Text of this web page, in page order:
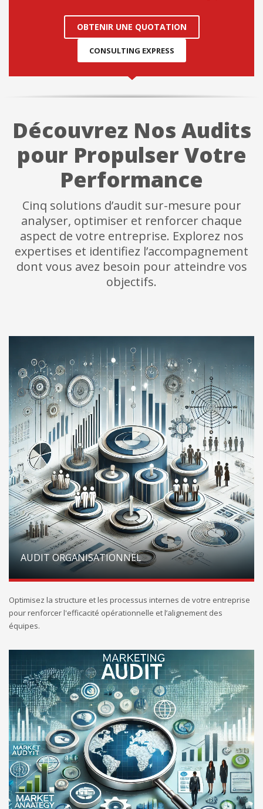
OBTENIR UNE QUOTATION
CONSULTING EXPRESS
Découvrez Nos Audits
pour Propulser Votre
Performance
Cinq solutions d’audit sur-mesure pour
analyser, optimiser et renforcer chaque
aspect de votre entreprise. Explorez nos
expertises et identifiez l’accompagnement
dont vous avez besoin pour atteindre vos
objectifs.
AUDIT ORGANISATIONNEL
Optimisez la structure et les processus internes de votre entreprise
pour renforcer l'efficacité opérationnelle et l’alignement des
équipes.